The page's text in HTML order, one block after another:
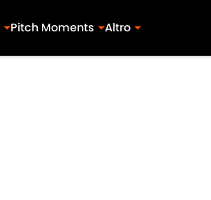
Pitch Moments Altro